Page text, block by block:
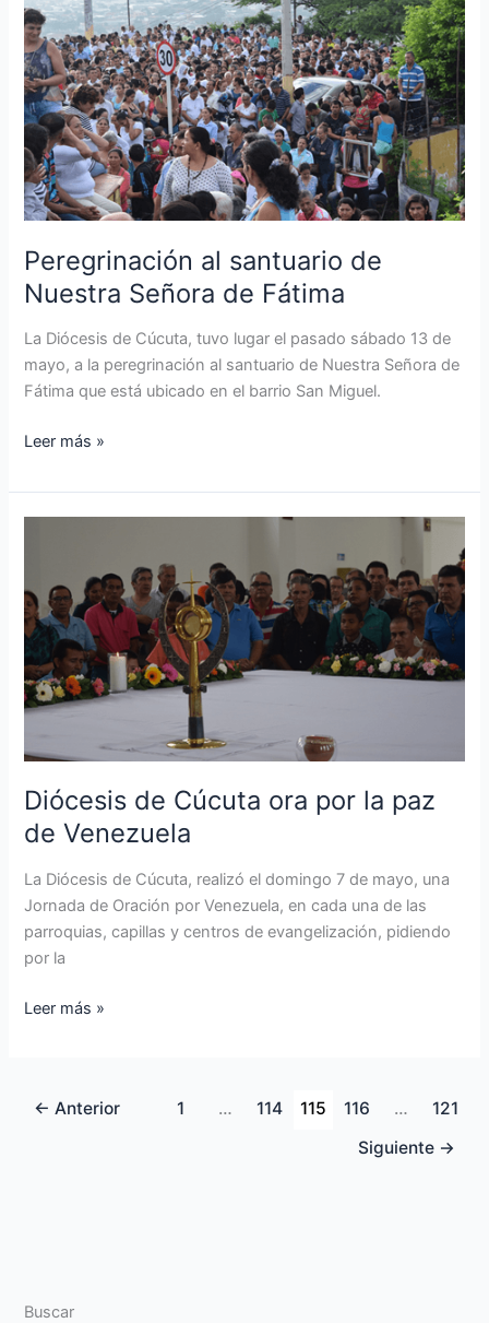
Peregrinación al santuario de
Nuestra Señora de Fátima
La Diócesis de Cúcuta, tuvo lugar el pasado sábado 13 de
mayo, a la peregrinación al santuario de Nuestra Señora de
Fátima que está ubicado en el barrio San Miguel.
al
santuario
de
Nuestra
Señora
de
Fátima
Leer más »
Diócesis de Cúcuta ora por la paz
de Venezuela
La Diócesis de Cúcuta, realizó el domingo 7 de mayo, una
Jornada de Oración por Venezuela, en cada una de las
parroquias, capillas y centros de evangelización, pidiendo
por la
Cúcuta
ora
por
la
paz
de
Leer más »
← Anterior 1 … 114 115 116 …
121
Siguiente →
Buscar